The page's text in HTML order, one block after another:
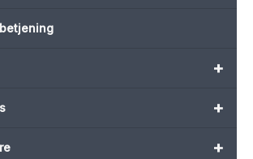
+
+
+